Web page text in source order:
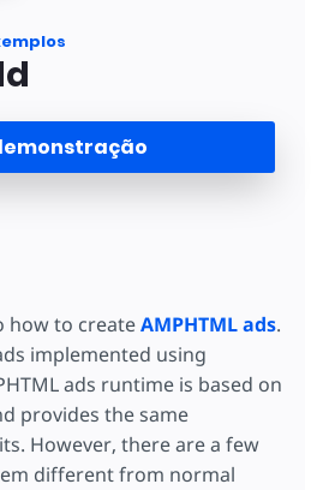
how to createAMPHTML ads.
implemented using
ads runtime is based on
provides the same
However, there are a few
different from normal